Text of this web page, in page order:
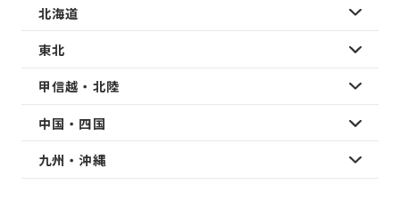
北海道
東北
甲信越・北陸
中国・四国
九州・沖縄